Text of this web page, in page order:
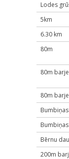
Lodes
5km
6.30 km
80m
80m
80m
Bērnu
200m